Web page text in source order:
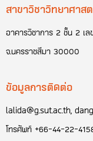
สาขาวิชาวิทยาศา
อาคารวิชาการ 2 ชั้น 2 เล
จ.นครราชสีมา 30000
ข้อมูลการติดต่อ
lalida@g.sut.ac.th,
โทรศัพท์ +66-44-22-